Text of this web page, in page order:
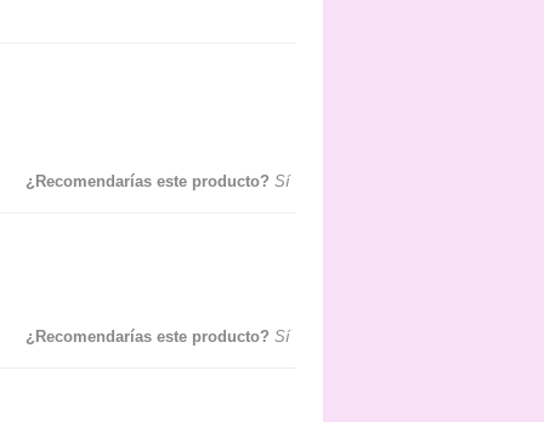
¿Recomendarías este producto? Sí
¿Recomendarías este producto? Sí